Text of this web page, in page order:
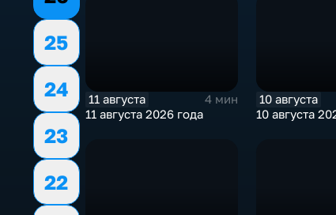
25
24
23
22
11 августа
4 мин
11 августа 2026 года
10 августа
10 августа